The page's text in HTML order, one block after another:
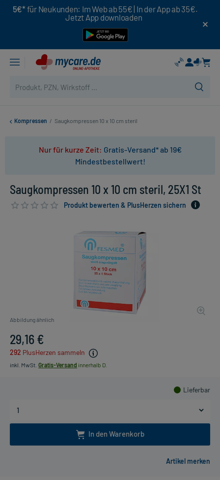
5€* für Neukunden: Im Web ab 55€ | In der App ab 35€.
Jetzt App downloaden
Kompressen / Saugkompressen 10 x 10 cm steril
Nur für kurze Zeit: Gratis-Versand* ab 19€
Mindestbestellwert!
Saugkompressen 10 x 10 cm steril, 25X1 St
Produkt bewerten & PlusHerzen sichern
Abbildung ähnlich
29,16 €
292 PlusHerzen sammeln
inkl. MwSt. Gratis-Versand innerhalb D.
Lieferbar
In den Warenkorb